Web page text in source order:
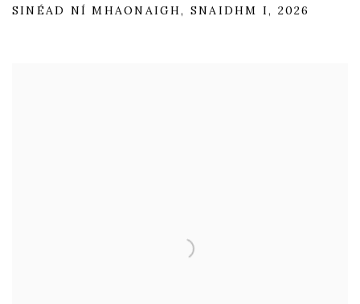
SINÉAD NÍ MHAONAIGH, SNAIDHM I, 2026